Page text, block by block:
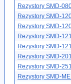
Rezystory SMD-
Rezystory SMD-
Rezystory SMD-
Rezystory SMD-
Rezystory SMD-
Rezystory SMD-
Rezystory SMD-
Rezystory SMD-